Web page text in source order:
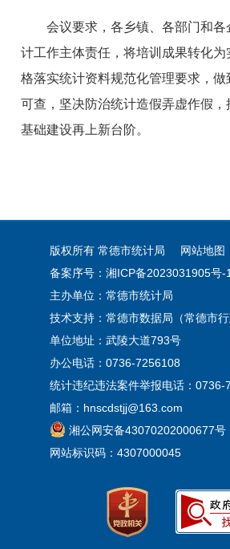
会议要求，各乡镇、各部门和
计工作主体责任，将培训成果转化
格落实统计资料规范化管理要求，
可查，坚决防治统计造假弄虚作假
基础建设再上新台阶。
版权所有 常德市统计局
网站地图
备案序号：湘ICP备2023031905号-1
主办单位：常德市统计局
技术支持：常德市数据局（常德市行
单位地址：武陵大道793号
办公电话：0736-7256108
统计违纪违法案件举报电话：0736-
邮箱：hnscdstjj@163.com
湘公网安备43070202000677号
网站标识码：4307000045